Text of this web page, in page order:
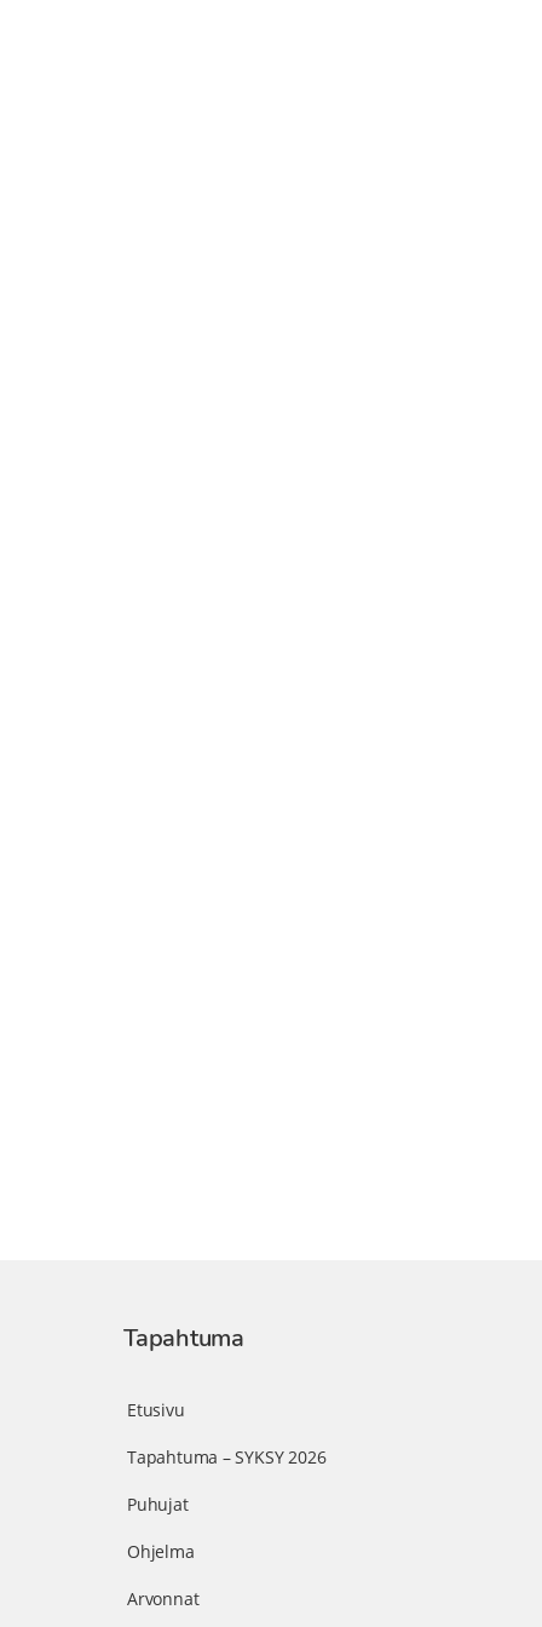
Tapahtuma
Etusivu
Tapahtuma – SYKSY 2026
Puhujat
Ohjelma
Arvonnat